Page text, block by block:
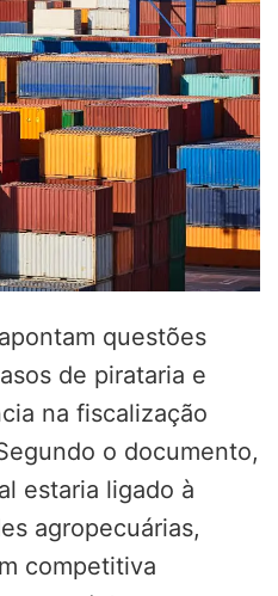
questões
de pirataria e
na fiscalização
o documento,
estaria ligado à
agropecuárias,
competitiva